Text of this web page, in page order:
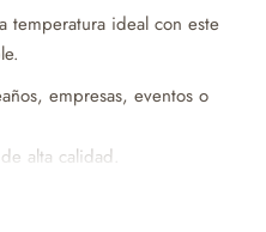
temperatura ideal con este
empresas, eventos o
alta calidad.
tiempo.